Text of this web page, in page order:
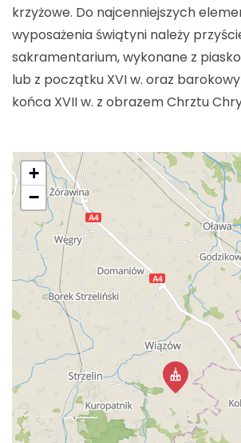
krzyżowe. Do najcenniejszych
wyposażenia świątyni należy
sakramentarium, wykonane z
lub z początku XVI w. oraz barokowy
końca XVII w. z obrazem Chrztu
+
−